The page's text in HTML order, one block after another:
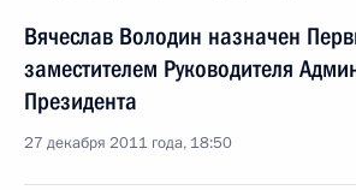
Вячеслав Володин назначен
заместителем Руководителя
Президента
27 декабря 2011 года, 18:50